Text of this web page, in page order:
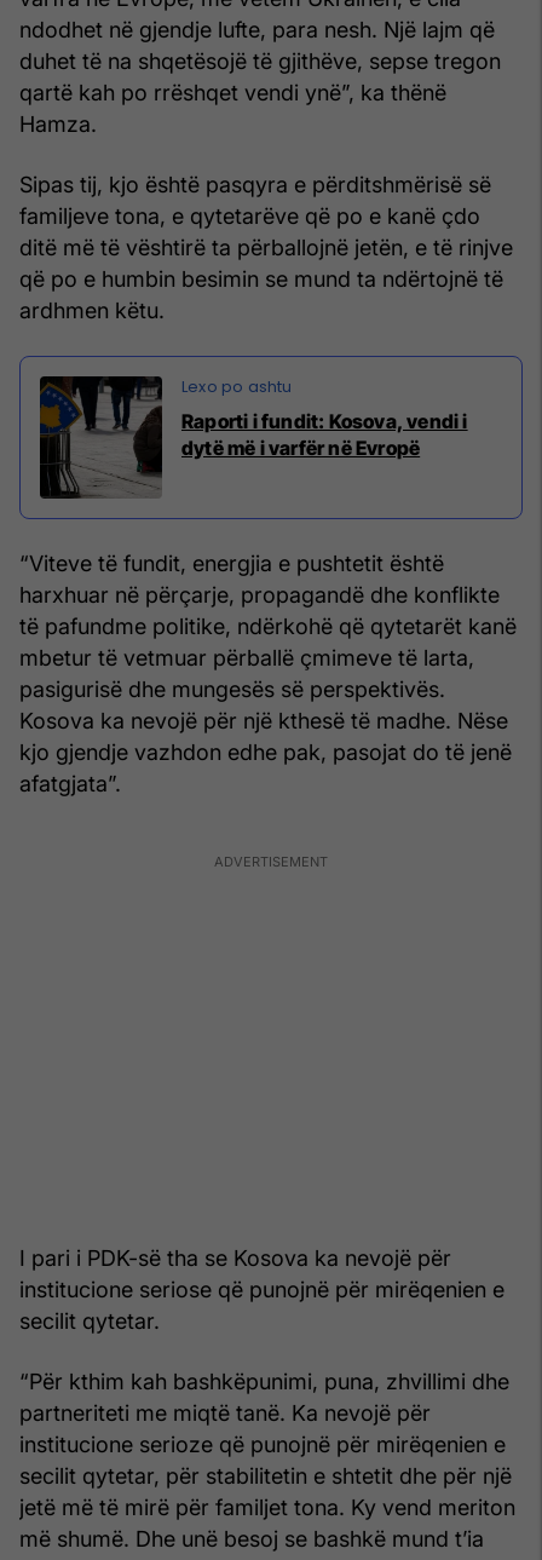
ndodhet në gjendje lufte, para nesh. Një lajm që
duhet të na shqetësojë të gjithëve, sepse tregon
qartë kah po rrëshqet vendi ynë”, ka thënë
Hamza.
Sipas tij, kjo është pasqyra e përditshmërisë së
familjeve tona, e qytetarëve që po e kanë çdo
ditë më të vështirë ta përballojnë jetën, e të rinjve
që po e humbin besimin se mund ta ndërtojnë të
ardhmen këtu.
Raporti i fundit: Kosova, vendi i
dytë më i varfër në Evropë
“Viteve të fundit, energjia e pushtetit është
harxhuar në përçarje, propagandë dhe konflikte
të pafundme politike, ndërkohë që qytetarët kanë
mbetur të vetmuar përballë çmimeve të larta,
pasigurisë dhe mungesës së perspektivës.
Kosova ka nevojë për një kthesë të madhe. Nëse
kjo gjendje vazhdon edhe pak, pasojat do të jenë
afatgjata”.
I pari i PDK-së tha se Kosova ka nevojë për
institucione seriose që punojnë për mirëqenien e
secilit qytetar.
“Për kthim kah bashkëpunimi, puna, zhvillimi dhe
partneriteti me miqtë tanë. Ka nevojë për
institucione serioze që punojnë për mirëqenien e
secilit qytetar, për stabilitetin e shtetit dhe për një
jetë më të mirë për familjet tona. Ky vend meriton
më shumë. Dhe unë besoj se bashkë mund t’ia